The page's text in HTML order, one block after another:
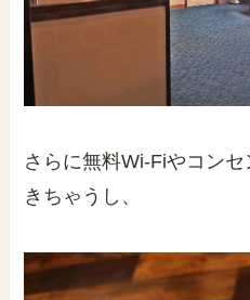
さらに無料Wi-Fiやコン
きちゃうし、